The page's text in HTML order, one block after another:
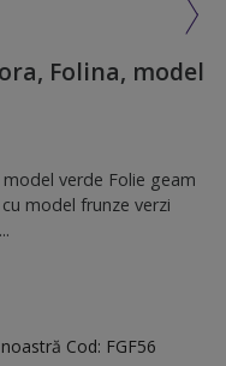
Folina, model
verde Folie geam
model frunze verzi
Cod: FGF56